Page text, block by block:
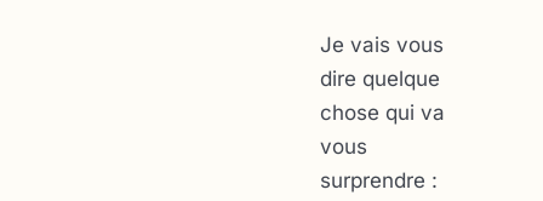
Je vais vous
dire quelque
chose qui va
vous
surprendre :